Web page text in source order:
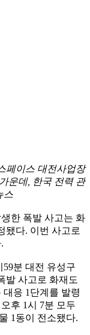
페이스 대전사업장
운데, 한국 전력 관
스
한 폭발 사고는 화
됐다. 이번 사고로
분 대전 유성구
발 사고로 화재도
응 1단계를 발령
후 1시 7분 모두
1동이 전소됐다.